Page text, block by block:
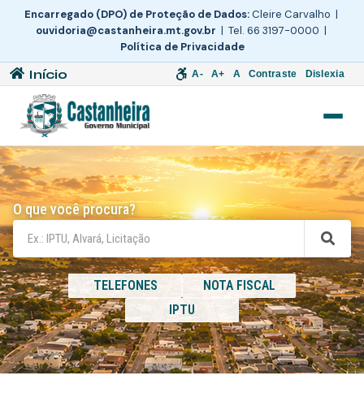
Encarregado (DPO) de Proteção de Dados:Cleire Carvalho |
ouvidoria@castanheira.mt.gov.br | Tel. 66 3197-0000 |
Política de Privacidade
Início A- A+ A Contraste Dislexia
O que você procura?
TELEFONES
NOTA FISCAL
IPTU